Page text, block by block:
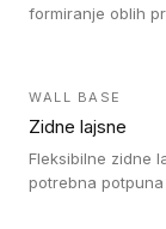
formiranje oblih
WALL BASE
Zidne lajsne
Fleksibilne zidne
potrebna